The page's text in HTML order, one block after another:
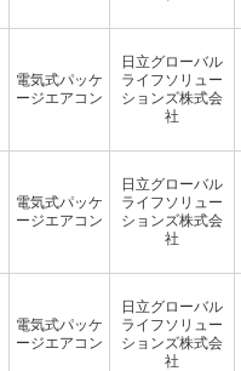
電気式パッケ
ージエアコン
日立グローバル
ライフソリュー
ションズ株式会
社
電気式パッケ
ージエアコン
日立グローバル
ライフソリュー
ションズ株式会
社
電気式パッケ
ージエアコン
日立グローバル
ライフソリュー
ションズ株式会
社